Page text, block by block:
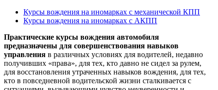
Курсы вождения на иномарках с механической КПП
Курсы вождения на иномарках с АКПП
Практические курсы вождения автомобиля
предназначены для совершенствования навыков
управления в различных условиях для водителей, недавно
получивших «права», для тех, кто давно не сидел за рулем,
для восстановления утраченных навыков вождения, для тех,
кто в повседневной водительской жизни сталкивается с